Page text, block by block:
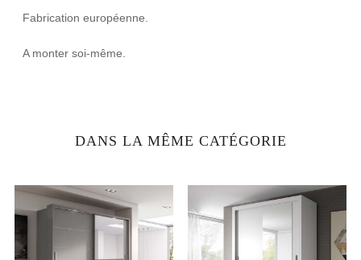
Fabrication européenne.
A monter soi-même.
DANS LA MÊME CATÉGORIE